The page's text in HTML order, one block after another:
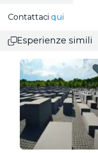
Contattaci qui
Esperienze simili